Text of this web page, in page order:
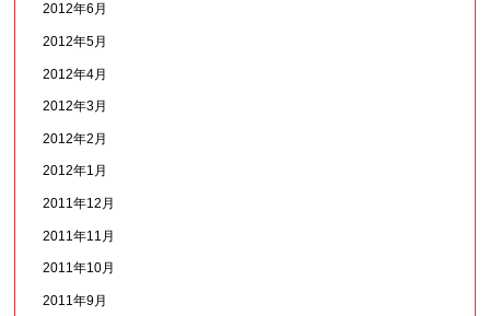
2012年6月
2012年5月
2012年4月
2012年3月
2012年2月
2012年1月
2011年12月
2011年11月
2011年10月
2011年9月